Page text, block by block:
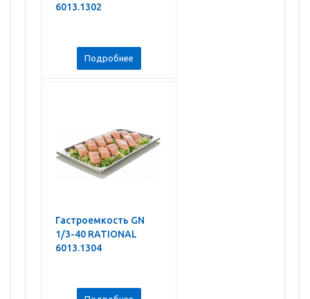
6013.1302
Подробнее
Гастроемкость GN
1/3-40 RATIONAL
6013.1304